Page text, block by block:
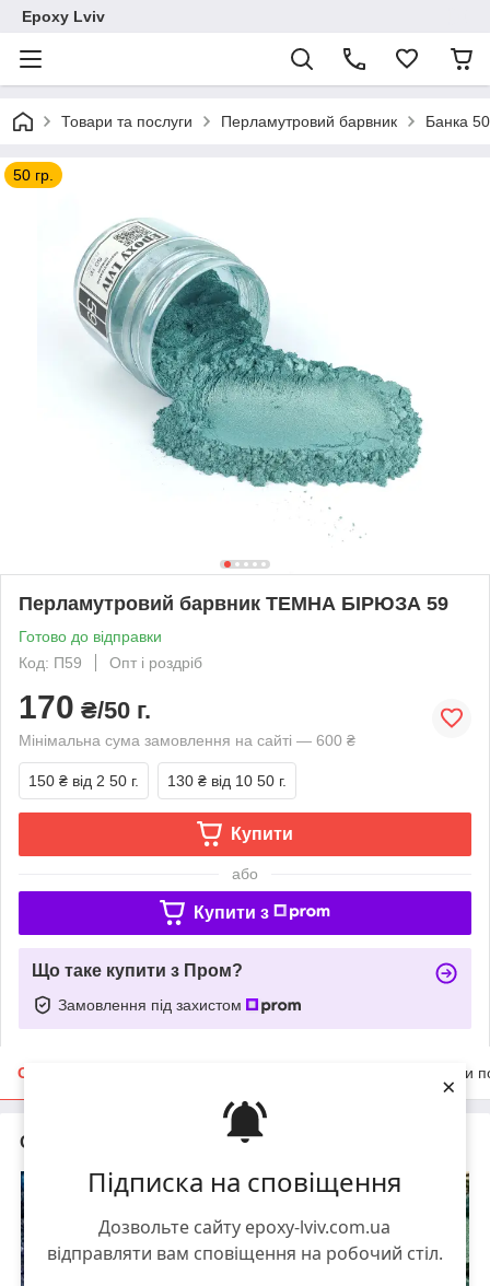
Підписка на сповіщення
Дозвольте сайту epoxy-lviv.com.ua
відправляти вам сповіщення на робочий стіл.
×
Epoxy Lviv
Товари та послуги Перламутровий барвник Банка
50 гр.
Перламутровий барвник ТЕМНА БІРЮЗА 59
Готово до відправки
Код: П59
Опт і роздріб
170 ₴/50 г.
Мінімальна сума замовлення на сайті — 600 ₴
150 ₴ від 2 50 г. 130 ₴ від 10 50 г.
Купити
або
Купити з
Що таке купити з Пром?
Замовлення під захистом
Опис Умови
Опис